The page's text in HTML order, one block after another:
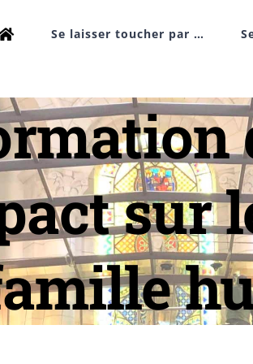
Se laisser toucher par …
sur